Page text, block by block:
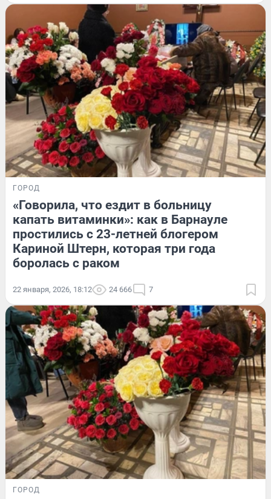
ГОРОД
«Говорила, что ездит в больницу
капать витаминки»: как в Барнауле
простились с 23-летней блогером
Кариной Штерн, которая три года
боролась с раком
22 января, 2026, 18:12 24 666 7
ГОРОД